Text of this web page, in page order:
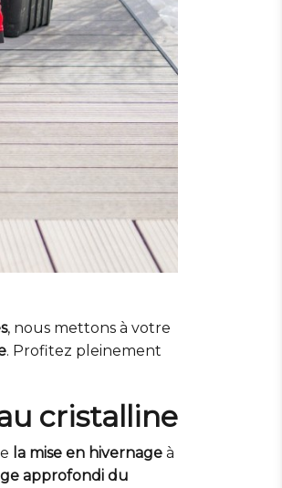
, nous mettons à votre
. Profitez pleinement
cristalline
la mise en hivernage à
approfondi du